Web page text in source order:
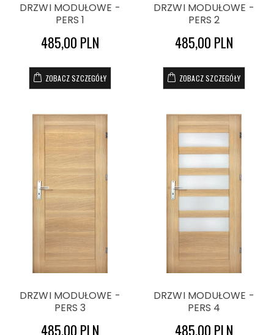
DRZWI MODUŁOWE -
PERS 1
485,00 PLN
ZOBACZ SZCZEGÓŁY
DRZWI MODUŁOWE -
PERS 2
485,00 PLN
ZOBACZ SZCZEGÓŁY
DRZWI MODUŁOWE -
PERS 3
485,00 PLN
DRZWI MODUŁOWE -
PERS 4
485,00 PLN